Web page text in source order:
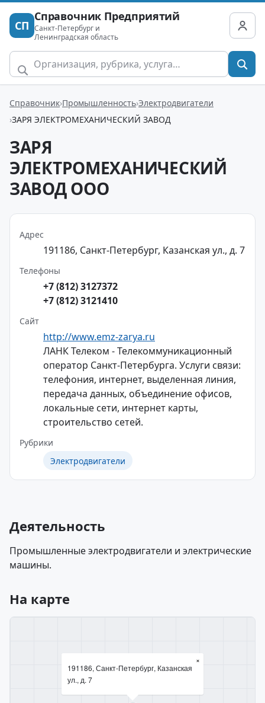
СП
Справочник Предприятий
Санкт-Петербург и
Ленинградская область
Справочник Промышленность Электродвигатели
ЗАРЯ ЭЛЕКТРОМЕХАНИЧЕСКИЙ ЗАВОД
ЗАРЯ
ЭЛЕКТРОМЕХАНИЧЕСКИЙ
ЗАВОД ООО
Адрес
191186, Санкт-Петербург, Казанская ул., д. 7
Телефоны
+7 (812) 3127372
+7 (812) 3121410
Сайт
http://www.emz-zarya.ru
ЛАНК Телеком - Телекоммуникационный
оператор Санкт-Петербурга. Услуги связи:
телефония, интернет, выделенная линия,
передача данных, объединение офисов,
локальные сети, интернет карты,
строительство сетей.
Рубрики
Электродвигатели
Деятельность
Промышленные электродвигатели и электрические
машины.
На карте
191186, Санкт-Петербург, Казанская
ул., д. 7
×